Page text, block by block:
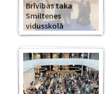
Brīvības taka
Smiltenes
vidusskolā